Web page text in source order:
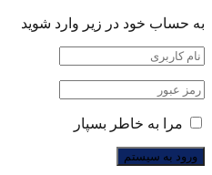
به حساب خود در زیر وارد شوید
مرا به خاطر بسپار